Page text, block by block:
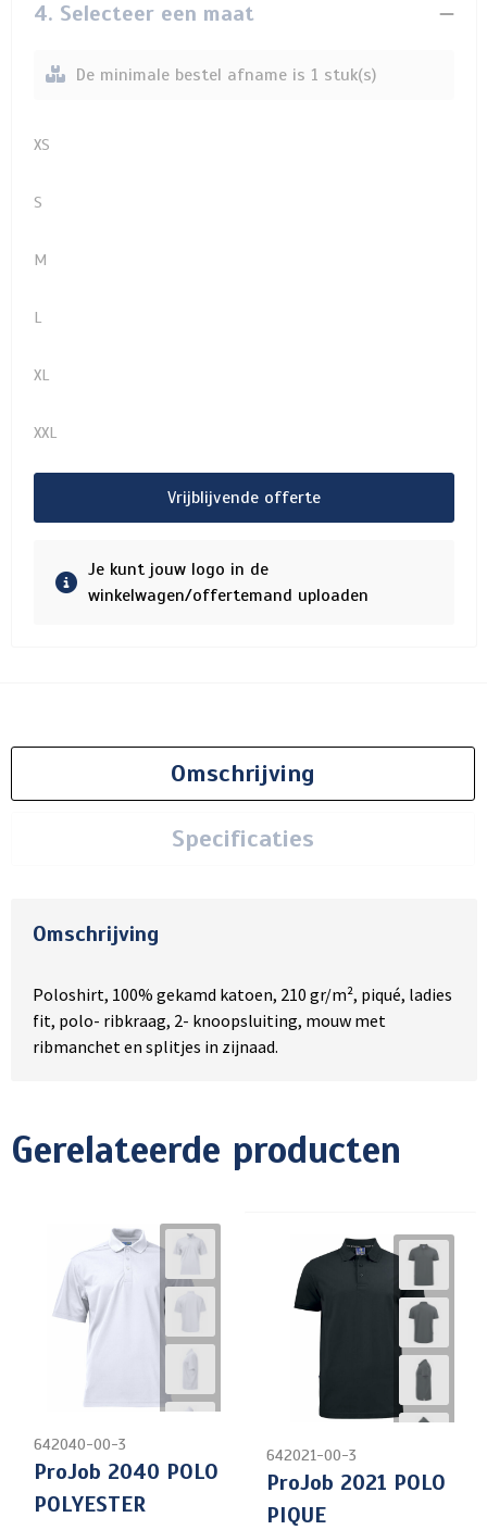
4. Selecteer een maat
De minimale bestel afname is 1 stuk(s)
XS
S
M
L
XL
XXL
Vrijblijvende offerte
Je kunt jouw logo in de
winkelwagen/offertemand uploaden
Omschrijving
Specificaties
Omschrijving
Poloshirt, 100% gekamd katoen, 210 gr/m², piqué, ladies
fit, polo- ribkraag, 2- knoopsluiting, mouw met
ribmanchet en splitjes in zijnaad.
Gerelateerde producten
642040-00-3
ProJob 2040 POLO
POLYESTER
642021-00-3
ProJob 2021 POLO
PIQUE